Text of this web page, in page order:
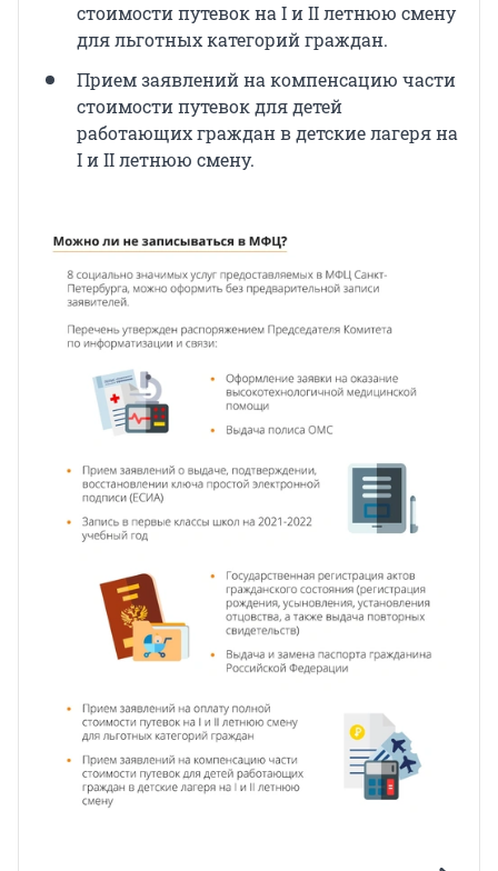
стоимости путевок на I и II летнюю смену
для льготных категорий граждан.
Прием заявлений на компенсацию части
стоимости путевок для детей
работающих граждан в детские лагеря на
I и II летнюю смену.